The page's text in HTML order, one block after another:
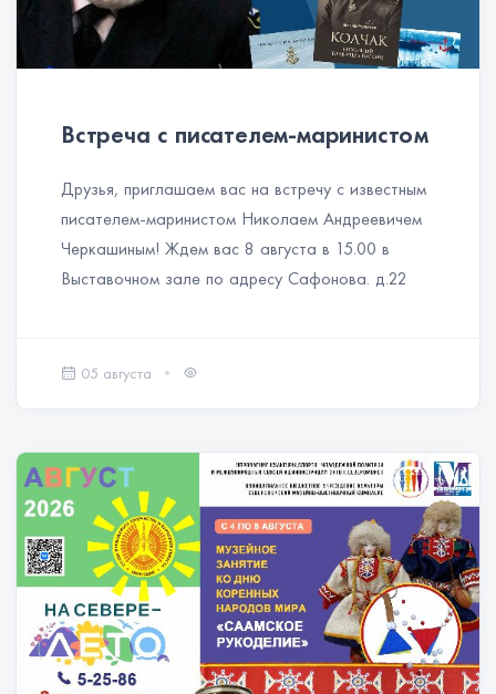
Встреча с писателем-маринистом
Друзья, приглашаем вас на встречу с известным
писателем-маринистом Николаем Андреевичем
Черкашиным! Ждем вас 8 августа в 15.00 в
Выставочном зале по адресу Сафонова. д.22
05 августа